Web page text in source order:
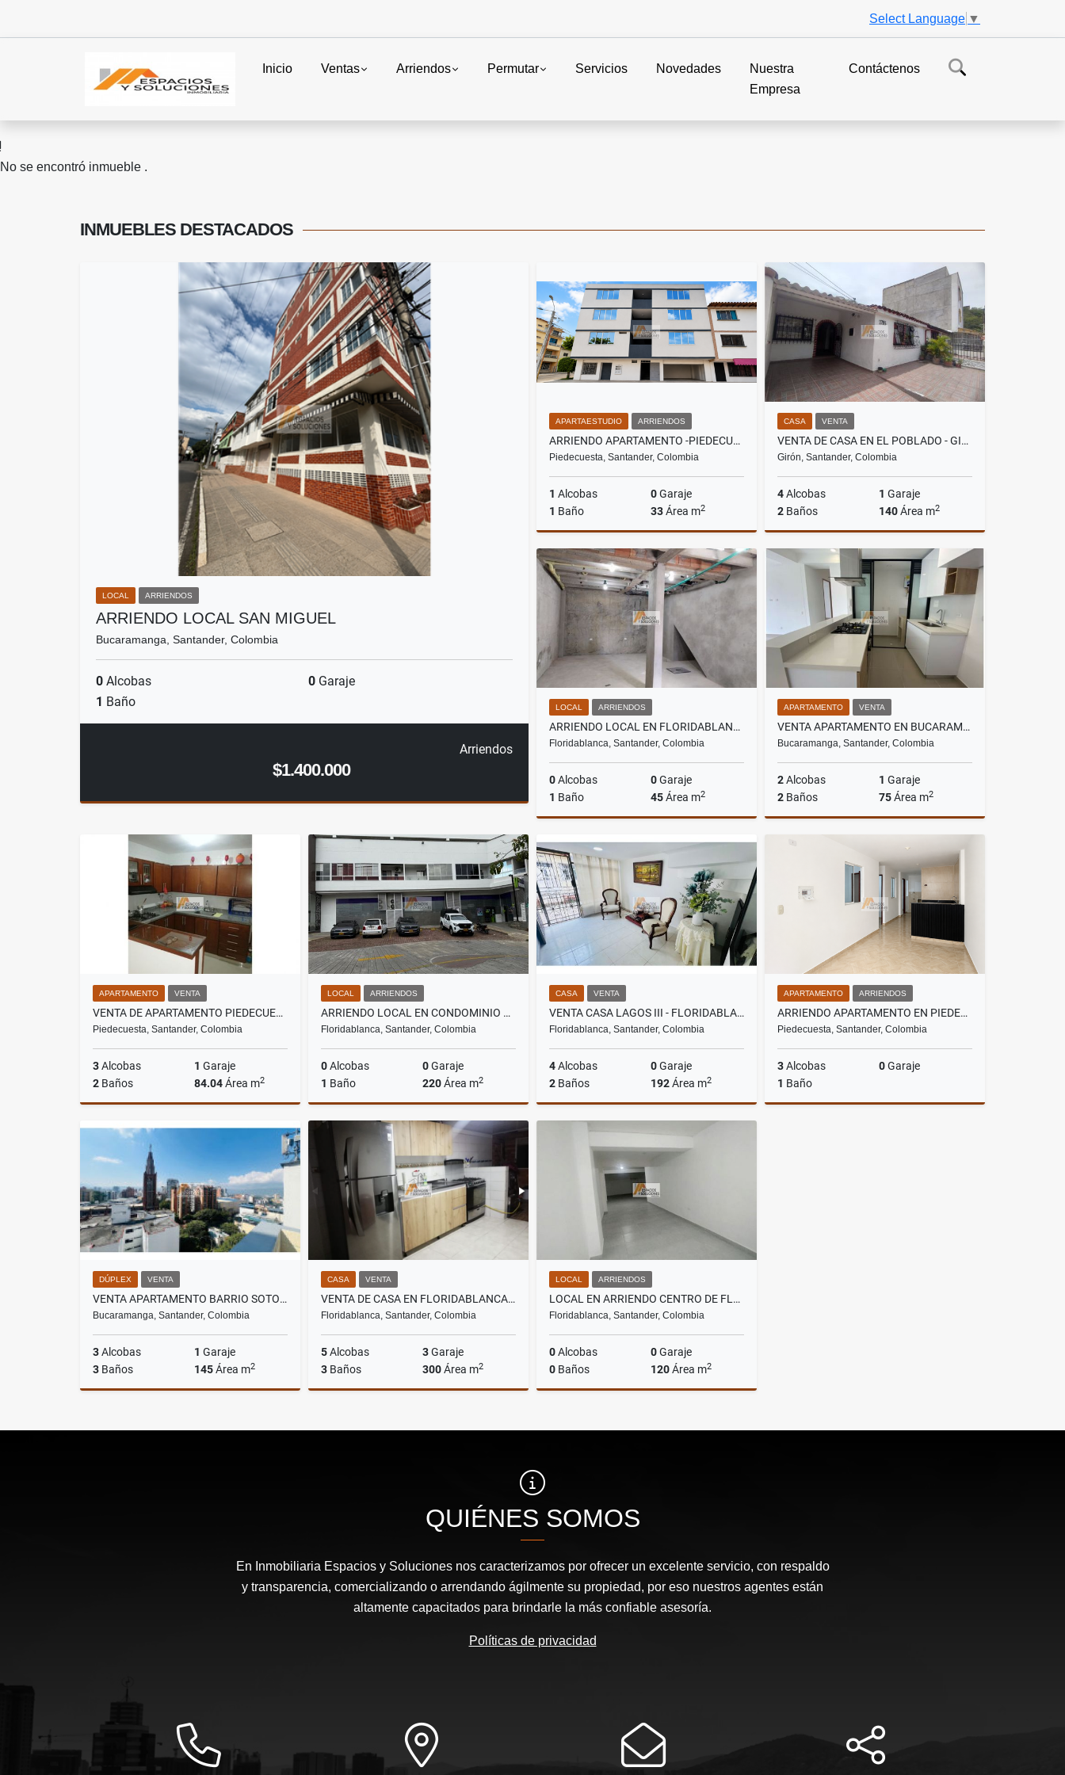
Select Language ▼
Inicio Ventas Arriendos Permutar Servicios Novedades
Nuestra
Empresa
Contáctenos
No se encontró inmueble .
INMUEBLES DESTACADOS
LOCAL ARRIENDOS
ARRIENDO LOCAL SAN MIGUEL
Bucaramanga, Santander, Colombia
0 Alcobas 0 Garaje
1 Baño
Arriendos
$1.400.000
APARTAESTUDIO ARRIENDOS
ARRIENDO APARTAMENTO -PIEDECUESTA MOLINOS DEL VIENTO
Piedecuesta, Santander, Colombia
1 Alcobas 0Garaje
1 Baño 33Área m2
Arriendos
$700.000
CASA VENTA
VENTA DE CASA EN EL POBLADO - GIRÓN
Girón, Santander, Colombia
4Alcobas 1 Garaje
2 Baños 140Área m2
Venta
$450.000.000
LOCAL ARRIENDOS
ARRIENDO LOCAL EN FLORIDABLANCA - BARRIO PALMERAS
Floridablanca, Santander, Colombia
0Alcobas 0Garaje
1 Baño 45Área m2
Arriendos
APARTAMENTO VENTA
VENTA APARTAMENTO EN BUCARAMANGA - CONJUNTO LA FLORA
Bucaramanga, Santander, Colombia
2Alcobas 1 Garaje
2 Baños 75Área m2
Venta
$450.000.000
APARTAMENTO VENTA
VENTA DE APARTAMENTO PIEDECUESTA - BARRIO TACHUELA
Piedecuesta, Santander, Colombia
3Alcobas 1 Garaje
2 Baños 84.04Área m2
Venta
LOCAL ARRIENDOS
ARRIENDO LOCAL EN CONDOMINIO RESERVA CAÑAVERAL - FLORIDABLANCA
Floridablanca, Santander, Colombia
0Alcobas 0Garaje
1 Baño 220Área m2
Arriendos
CASA VENTA
VENTA CASA LAGOS III - FLORIDABLANCA
Floridablanca, Santander, Colombia
4Alcobas 0Garaje
2 Baños 192Área m2
Venta
APARTAMENTO ARRIENDOS
ARRIENDO APARTAMENTO EN PIEDECUESTA - PALERMO 1
Piedecuesta, Santander, Colombia
3Alcobas 0Garaje
1 Baño
DÚPLEX VENTA
VENTA APARTAMENTO BARRIO SOTOMAYOR - BUCARAMANGA
Bucaramanga, Santander, Colombia
3Alcobas 1 Garaje
3 Baños 145Área m2
$550.000.000
CASA VENTA
VENTA DE CASA EN FLORIDABLANCA - CIUDAD VALENCIA
Floridablanca, Santander, Colombia
5Alcobas 3Garaje
3 Baños 300Área m2
$400.000.000
LOCAL ARRIENDOS
LOCAL EN ARRIENDO CENTRO DE FLORIDABLANCA
Floridablanca, Santander, Colombia
0Alcobas 0Garaje
0 Baños 120Área m2
$1.700.000
QUIÉNES SOMOS
En Inmobiliaria Espacios y Soluciones nos caracterizamos por ofrecer un excelente servicio, con respaldo
y transparencia, comercializando o arrendando ágilmente su propiedad, por eso nuestros agentes están
altamente capacitados para brindarle la más confiable asesoría.
Políticas de privacidad